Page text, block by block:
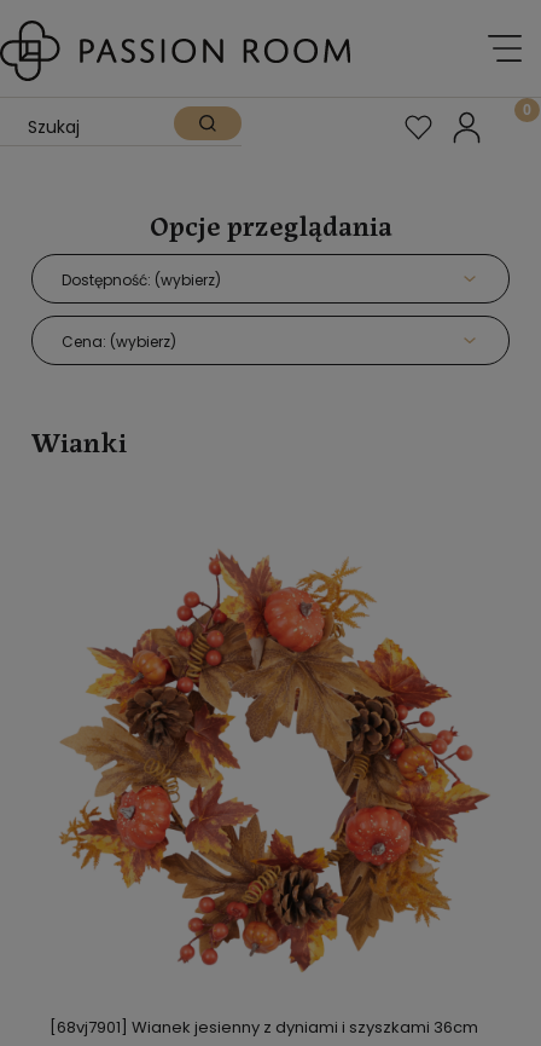
Opcje przeglądania
Dostępność: (wybierz)
Cena: (wybierz)
Wianki
[68vj7901] Wianek jesienny z dyniami i szyszkami 36cm